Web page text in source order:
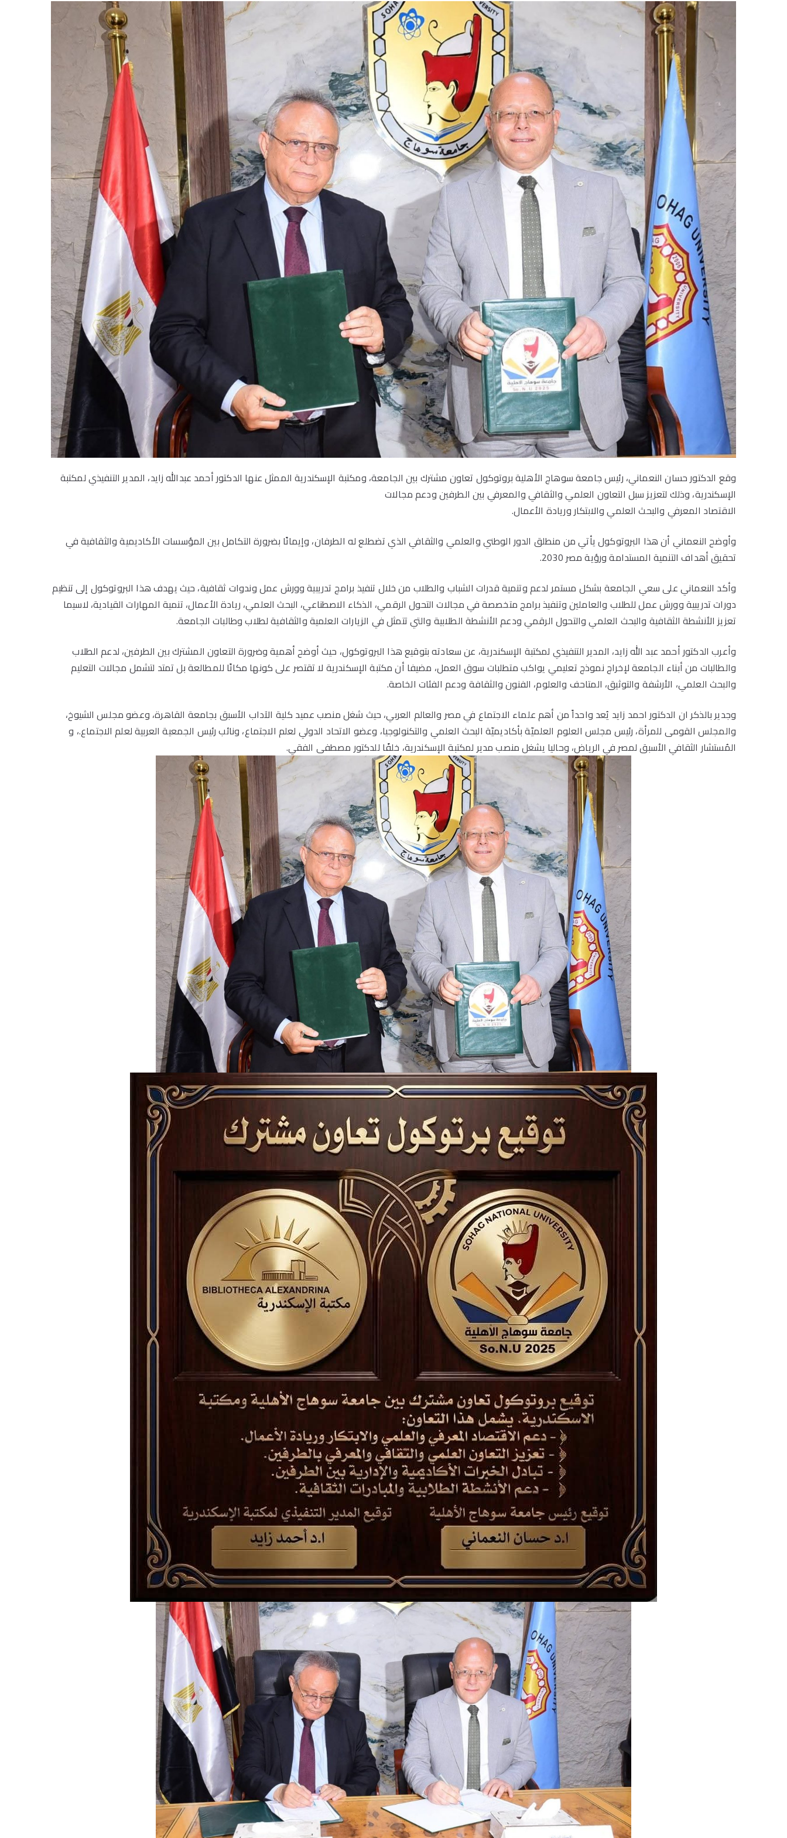
وقع الدكتور حسان النعماني، رئيس جامعة سوهاج الأهلية بروتوكول تعاون مشترك بين الجامعة، ومكتبة الإسكندرية الممثل عنها الدكتور أحمد عبدالله زايد، المدير التنفيذي لمكتبة
الإسكندرية، وذلك لتعزيز سبل التعاون العلمي والثقافي والمعرفي بين الطرفين ودعم مجالات
الاقتصاد المعرفي والبحث العلمي والابتكار وريادة الأعمال.
وأوضح النعماني أن هذا البروتوكول يأتي من منطلق الدور الوطني والعلمي والثقافي الذي تضطلع له الطرفان، وإيمانًا بضرورة التكامل بين المؤسسات الأكاديمية والثقافية في
تحقيق أهداف التنمية المستدامة ورؤية مصر 2030.
وأكد النعماني على سعي الجامعة بشكل مستمر لدعم وتنمية قدرات الشباب والطلاب من خلال تنفيذ برامج تدريبية وورش عمل وندوات ثقافية، حيث يهدف هذا البروتوكول إلى تنظيم
دورات تدريبية وورش عمل للطلاب والعاملين وتنفيذ برامج متخصصة في مجالات التحول الرقمي، الذكاء الاصطناعي، البحث العلمي، ريادة الأعمال، تنمية المهارات القيادية، لاسيما
تعزيز الأنشطة الثقافية والبحث العلمي والتحول الرقمي ودعم الأنشطة الطلابية والتي تتمثل في الزيارات العلمية والثقافية لطلاب وطالبات الجامعة.
وأعرب الدكتور أحمد عبد الله زايد، المدير التنفيذي لمكتبة الإسكندرية، عن سعادته بتوقيع هذا البروتوكول، حيث أوضح أهمية وضرورة التعاون المشترك بين الطرفين، لدعم الطلاب
والطالبات من أبناء الجامعة لإخراج نموذج تعليمي يواكب متطلبات سوق العمل، مضيفا أن مكتبة الإسكندرية لا تقتصر على كونها مكانًا للمطالعة بل تمتد لتشمل مجالات التعليم
والبحث العلمي، الأرشفة والتوثيق، المتاحف والعلوم، الفنون والثقافة ودعم الفئات الخاصة.
وجدير بالذكر ان الدكتور احمد زايد يُعد واحداً من أهم علماء الاجتماع في مصر والعالم العربي، حيث شغل منصب عميد كلية الآداب الأسبق بجامعة القاهرة، وعضو مجلس الشيوخ،
والمجلس القومى للمرأة​، رئيس مجلس العلوم العلميّة بأكاديميّة البحث العلمي والتكنولوجيا، وعضو الاتحاد الدولي لعلم الاجتماع، ونائب رئيس الجمعية العربية لعلم الاجتماع​.، و​
المُستشار الثقافي الأسبق لمصر في الرياض​، وحاليا يشغل منصب مدير لمكتبة الإسكندرية، خلفًا للدكتور مصطفى الفقي.